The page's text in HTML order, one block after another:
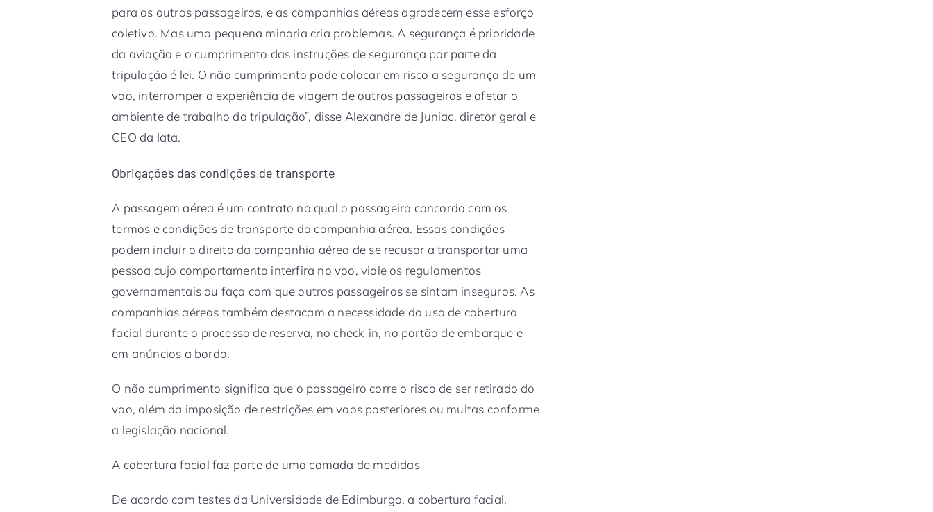
para os outros passageiros, e as companhias aéreas agradecem esse esforço
coletivo. Mas uma pequena minoria cria problemas. A segurança é prioridade
da aviação e o cumprimento das instruções de segurança por parte da
tripulação é lei. O não cumprimento pode colocar em risco a segurança de um
voo, interromper a experiência de viagem de outros passageiros e afetar o
ambiente de trabalho da tripulação”, disse Alexandre de Juniac, diretor geral e
CEO da Iata.
Obrigações das condições de transporte
A passagem aérea é um contrato no qual o passageiro concorda com os
termos e condições de transporte da companhia aérea. Essas condições
podem incluir o direito da companhia aérea de se recusar a transportar uma
pessoa cujo comportamento interfira no voo, viole os regulamentos
governamentais ou faça com que outros passageiros se sintam inseguros. As
companhias aéreas também destacam a necessidade do uso de cobertura
facial durante o processo de reserva, no check-in, no portão de embarque e
em anúncios a bordo.
O não cumprimento significa que o passageiro corre o risco de ser retirado do
voo, além da imposição de restrições em voos posteriores ou multas conforme
a legislação nacional.
A cobertura facial faz parte de uma camada de medidas
De acordo com testes da Universidade de Edimburgo, a cobertura facial,